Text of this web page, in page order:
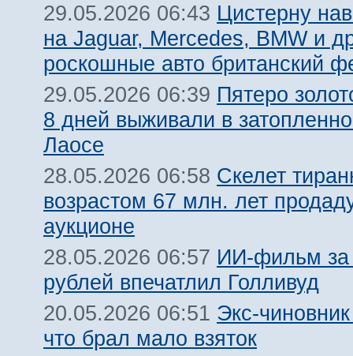
29.05.2026 06:43 Цистерну
на Jaguar, Mercedes, BMW и
роскошные авто британский
29.05.2026 06:39 Пятеро
8 дней выживали в
Лаосе
28.05.2026 06:58 Скелет
возрастом 67 млн. лет
аукционе
28.05.2026 06:57 ИИ-фильм за
рублей впечатлил Голливуд
20.05.2026 06:51 Экс-
что брал мало взяток